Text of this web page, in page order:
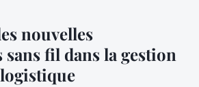
nouvelles
fil dans la gestion